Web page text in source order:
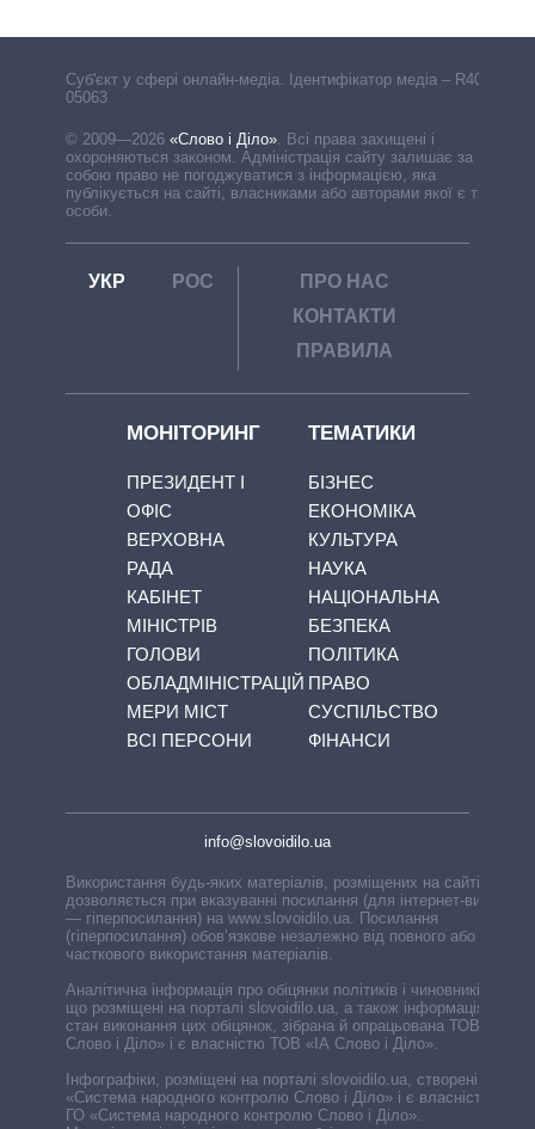
Cуб'єкт у сфері онлайн-медіа. Ідентифікатор медіа – R40-
05063
© 2009—2026 «Слово і Діло» Всі права захищені і
охороняються законом. Адміністрація сайту залишає за
собою право не погоджуватися з інформацією, яка
публікується на сайті, власниками або авторами якої є треті
особи.
УКР РОС
ПРО НАС
КОНТАКТИ
ПРАВИЛА
МОНІТОРИНГ
ПРЕЗИДЕНТ І
ОФІС
ВЕРХОВНА
РАДА
КАБІНЕТ
МІНІСТРІВ
ГОЛОВИ
ОБЛАДМІНІСТРАЦІЙ
МЕРИ МІСТ
ВСІ ПЕРСОНИ
ТЕМАТИКИ
БІЗНЕС
ЕКОНОМІКА
КУЛЬТУРА
НАУКА
НАЦІОНАЛЬНА
БЕЗПЕКА
ПОЛІТИКА
ПРАВО
СУСПІЛЬСТВО
ФІНАНСИ
info@slovoidilo.ua
Використання будь-яких матеріалів, розміщених на сайті,
дозволяється при вказуванні посилання (для інтернет-видань
— гіперпосилання) на www.slovoidilo.ua. Посилання
(гіперпосилання) обов’язкове незалежно від повного або
часткового використання матеріалів.
Аналітична інформація про обіцянки політиків і чиновників,
що розміщені на порталі slovoidilo.ua, а також інформація про
стан виконання цих обіцянок, зібрана й опрацьована ТОВ «ІА
Слово і Діло» і є власністю ТОВ «ІА Слово і Діло».
Інфографіки, розміщені на порталі slovoidilo.ua, створені ГО
«Система народного контролю Слово і Діло» і є власністю
ГО «Система народного контролю Слово і Діло».